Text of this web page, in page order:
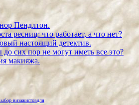
Пендлтон.
ресниц: что работает, а что нет?
настоящий детектив.
сих пор не могут иметь все это?
макияжа.
визажистовдля